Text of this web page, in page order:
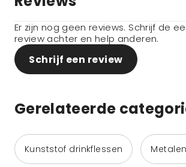
Er zijn nog geen reviews. Schrijf de
review achter en help anderen.
Schrijf een review
Gerelateerde
Kunststof drinkflessen